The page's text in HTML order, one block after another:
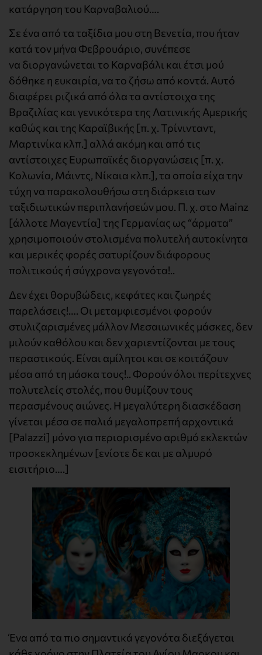
κατάργηση του Καρναβαλιού….
Σε ένα από τα ταξίδια μου στη Βενετία, που ήταν
κατά τον μήνα Φεβρουάριο, συνέπεσε
να διοργανώνεται το Καρναβάλι και έτσι μού
δόθηκε η ευκαιρία, να το ζήσω από κοντά. Αυτό
διαφέρει ριζικά από όλα τα αντίστοιχα της
Βραζιλίας και γενικότερα της Λατινικής Αμερικής
καθώς και της Καραϊβικής [π. χ. Τρίνινταντ,
Μαρτινίκα κλπ.] αλλά ακόμη και από τις
αντίστοιχες Ευρωπαϊκές διοργανώσεις [π. χ.
Κολωνία, Μάιντς, Νίκαια κλπ.], τα οποία είχα την
τύχη να παρακολουθήσω στη διάρκεια των
ταξιδιωτικών περιπλανήσεών μου. Π. χ. στο Mainz
[άλλοτε Μαγεντία] της Γερμανίας ως “άρματα”
χρησιμοποιούν στολισμένα πολυτελή αυτοκίνητα
και μερικές φορές σατυρίζουν διάφορους
πολιτικούς ή σύγχρονα γεγονότα!..
Δεν έχει θορυβώδεις, κεφάτες και ζωηρές
παρελάσεις!…. Οι μεταμφιεσμένοι φορούν
στυλιζαρισμένες μάλλον Μεσαιωνικές μάσκες, δεν
μιλούν καθόλου και δεν χαριεντίζονται με τους
περαστικούς. Είναι αμίλητοι και σε κοιτάζουν
μέσα από τη μάσκα τους!.. Φορούν όλοι περίτεχνες
πολυτελείς στολές, που θυμίζουν τους
περασμένους αιώνες. Η μεγαλύτερη διασκέδαση
γίνεται μέσα σε παλιά μεγαλοπρεπή αρχοντικά
[Palazzi] μόνο για περιορισμένο αριθμό εκλεκτών
προσκεκλημένων [ενίοτε δε και με αλμυρό
εισιτήριο….]
Ένα από τα πιο σημαντικά γεγονότα διεξάγεται